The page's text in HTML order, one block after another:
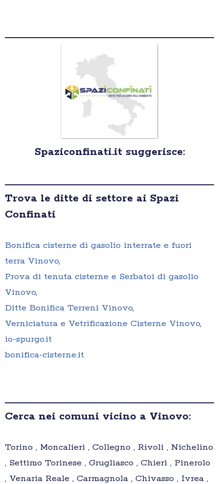
Spaziconfinati.it suggerisce:
Trova le ditte di settore ai Spazi
Confinati
Bonifica cisterne di gasolio interrate e fuori
terra Vinovo,
Prova di tenuta cisterne e Serbatoi di gasolio
Vinovo,
Ditte Bonifica Terreni Vinovo,
Verniciatura e Vetrificazione Cisterne Vinovo,
io-spurgo.it
bonifica-cisterne.it
Cerca nei comuni vicino a Vinovo:
Torino , Moncalieri , Collegno , Rivoli , Nichelino
, Settimo Torinese , Grugliasco , Chieri , Pinerolo
, Venaria Reale , Carmagnola , Chivasso , Ivrea ,